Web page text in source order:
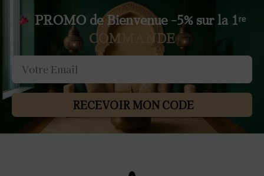
PROMO de Bienvenue -5% sur la 1ʳᵉ
COMMANDE
RECEVOIR MON CODE